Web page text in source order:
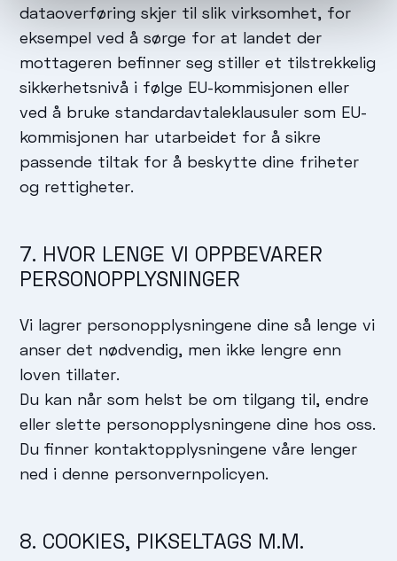
dataoverføring skjer til slik virksomhet, for
eksempel ved å sørge for at landet der
mottageren befinner seg stiller et tilstrekkelig
sikkerhetsnivå i følge EU-kommisjonen eller
ved å bruke standardavtaleklausuler som EU-
kommisjonen har utarbeidet for å sikre
passende tiltak for å beskytte dine friheter
og rettigheter.
7. HVOR LENGE VI OPPBEVARER
PERSONOPPLYSNINGER
Vi lagrer personopplysningene dine så lenge vi
anser det nødvendig, men ikke lengre enn
loven tillater.
Du kan når som helst be om tilgang til, endre
eller slette personopplysningene dine hos oss.
Du finner kontaktopplysningene våre lenger
ned i denne personvernpolicyen.
8. COOKIES, PIKSELTAGS M.M.